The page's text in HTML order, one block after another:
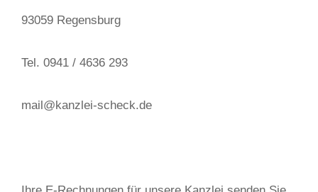
93059 Regensburg
Tel. 0941 / 4636 293
mail@kanzlei-scheck.de